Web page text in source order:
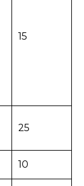
15
25
10